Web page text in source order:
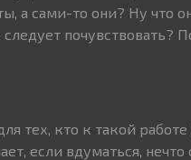
а сами-то они? Ну что
почувствовать?
тех, кто к такой работе
если вдуматься, нечто